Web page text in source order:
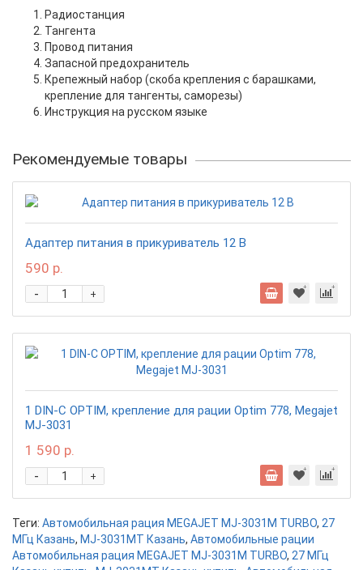
Радиостанция
Тангента
Провод питания
Запасной предохранитель
Крепежный набор (скоба крепления с барашками,
крепление для тангенты, саморезы)
Инструкция на русском языке
Рекомендуемые товары
Адаптер питания в прикуриватель 12 В
590 р.
+
-
1 DIN-C OPTIM, крепление для рации Optim 778, Megajet
MJ-3031
1 590 р.
+
-
Теги: Автомобильная рация MEGAJET MJ-3031M TURBO, 27
МГц Казань, MJ-3031MT Казань, Автомобильные рации
Автомобильная рация MEGAJET MJ-3031M TURBO, 27 МГц